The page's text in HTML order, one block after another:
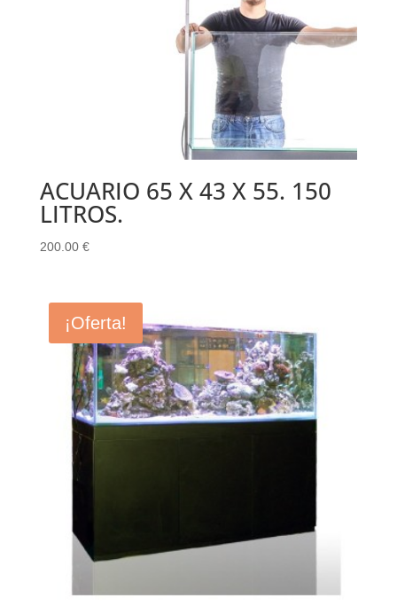
ACUARIO 65 X 43 X 55. 150
LITROS.
200.00 €
¡Oferta!